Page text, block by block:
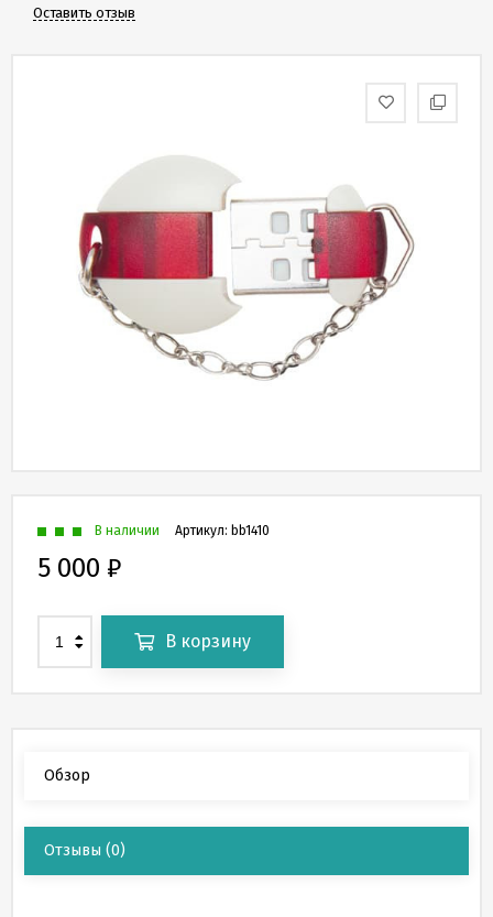
Скидки
Пользовательское
соглашение
Публичная
Оставить отзыв
Артикул: bb1410
В наличии
5 000 ₽
В корзину
Обзор
Отзывы (0)